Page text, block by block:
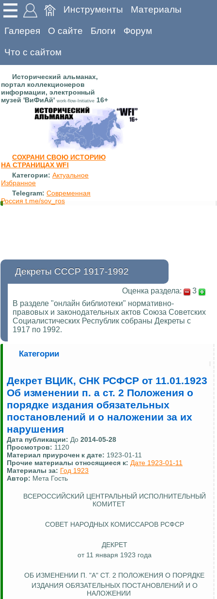
Инструменты Материалы
Галерея О сайте Блоги Форум
Что с сайтом
Исторический альманах,
портал коллекционеров
информации, электронный
музей 'ВиФиАй' work-flow-Initiative 16+
СОХРАНИ СВОЮ ИСТОРИЮ
НА СТРАНИЦАХ WFI
Категории: Актуальное
Избранное
Telegram: Современная
Россия t.me/sov_ros
Декреты СССР 1917-1992
Оценка раздела:
3
В разделе "онлайн библиотеки" нормативно-
правовых и законодательных актов Союза Советских
Социалистических Республик собраны Декреты с
1917 по 1992.
Категории
Декрет ВЦИК, СНК РСФСР от 11.01.1923
Об изменении п. а ст. 2 Положения о
порядке издания обязательных
постановлений и о наложении за их
нарушения
Дата публикации: До 2014-05-28
Просмотров: 1120
Материал приурочен к дате: 1923-01-11
Прочие материалы относящиеся к: Дате 1923-01-11
Материалы за: Год 1923
Автор: Мета Гость
ВСЕРОССИЙСКИЙ ЦЕНТРАЛЬНЫЙ ИСПОЛНИТЕЛЬНЫЙ
КОМИТЕТ
СОВЕТ НАРОДНЫХ КОМИССАРОВ РСФСР
ДЕКРЕТ
от 11 января 1923 года
ОБ ИЗМЕНЕНИИ П. "А" СТ. 2 ПОЛОЖЕНИЯ О ПОРЯДКЕ
ИЗДАНИЯ ОБЯЗАТЕЛЬНЫХ ПОСТАНОВЛЕНИЙ И О
НАЛОЖЕНИИ